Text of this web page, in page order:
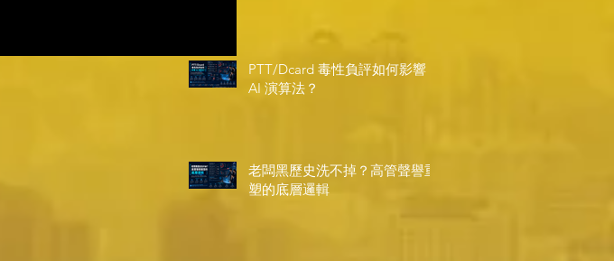
PTT/Dcard 毒性負評如何影響
AI 演算法？
老闆黑歷史洗不掉？高管聲譽重
塑的底層邏輯